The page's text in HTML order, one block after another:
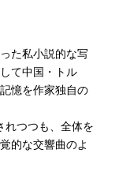
た私小説的な写
て中国・トル
憶を作家独自の
れつつも、全体を
的な交響曲のよ